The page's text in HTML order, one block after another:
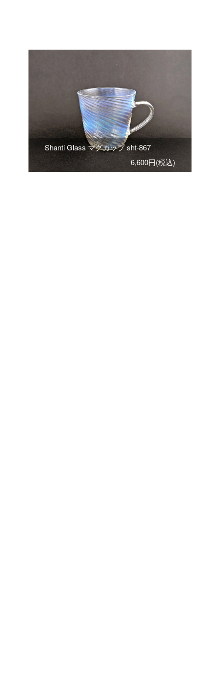
Shanti Glass マグカップ sht-867
6,600円(税込)